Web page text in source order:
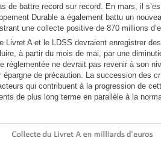
de battre record sur record. En mars, il
Durable a également battu un
une collecte positive de 870 millions
Livret A et le LDSS devraient enregistrer
à partir du mois de mai, par une
réglementée ne devrait pas revenir à son
épargne de précaution. La succession des
qui contribuent à la progression de
de plus long terme en parallèle à la